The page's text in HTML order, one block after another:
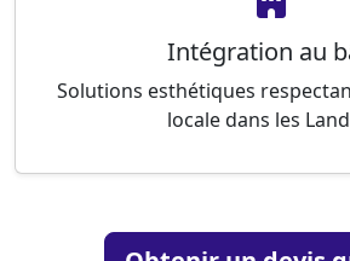
Intégration au
Solutions esthétiques
locale dans les